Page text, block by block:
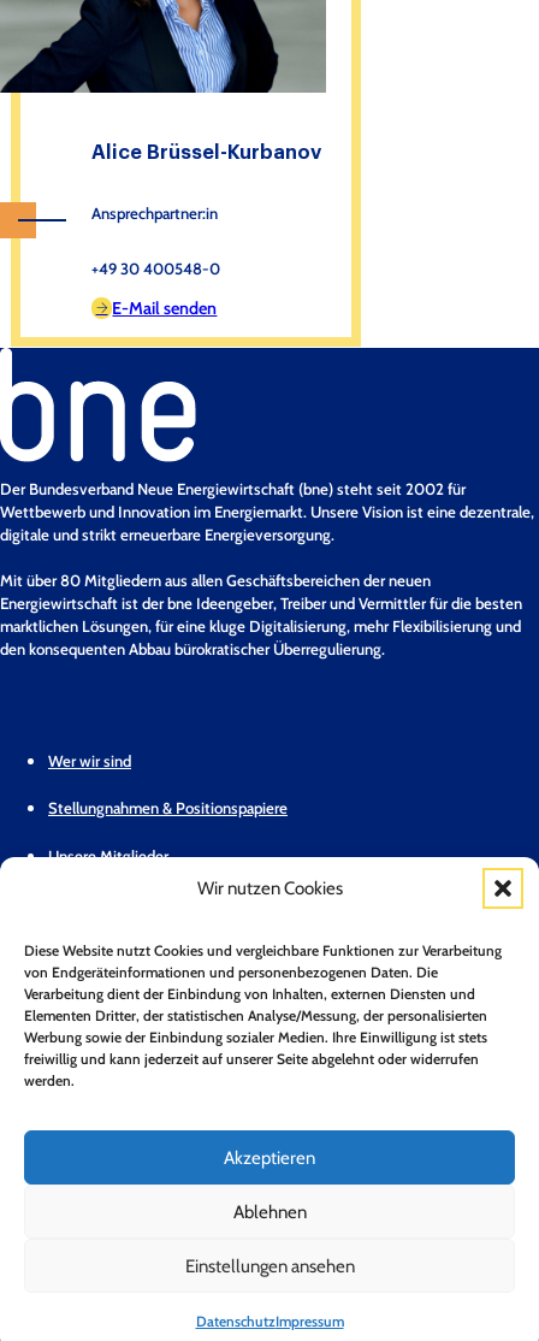
Wir nutzen Cookies
Diese Website nutzt Cookies und vergleichbare Funktionen zur Verarbeitung
von Endgeräteinformationen und personenbezogenen Daten. Die
Verarbeitung dient der Einbindung von Inhalten, externen Diensten und
Elementen Dritter, der statistischen Analyse/Messung, der personalisierten
Werbung sowie der Einbindung sozialer Medien. Ihre Einwilligung ist stets
freiwillig und kann jederzeit auf unserer Seite abgelehnt oder widerrufen
werden.
Akzeptieren
Ablehnen
Einstellungen ansehen
DatenschutzImpressum
Alice Brüssel-Kurbanov
Ansprechpartner:in
+49 30 400548-0
E-Mail senden
Der Bundesverband Neue Energiewirtschaft (bne) steht seit 2002 für
Wettbewerb und Innovation im Energiemarkt. Unsere Vision ist eine dezentrale,
digitale und strikt erneuerbare Energieversorgung.
Mit über 80 Mitgliedern aus allen Geschäftsbereichen der neuen
Energiewirtschaft ist der bne Ideengeber, Treiber und Vermittler für die besten
marktlichen Lösungen, für eine kluge Digitalisierung, mehr Flexibilisierung und
den konsequenten Abbau bürokratischer Überregulierung.
Wer wir sind
Stellungnahmen & Positionspapiere
Unsere Mitglieder
Pressemitteilungen
Mitglied werden
Kontakt
Folge uns auf Youtube
Folge uns auf Bluesky
Copyright 2026 © Bundesverband Neue Energiewirtschaft e.V.